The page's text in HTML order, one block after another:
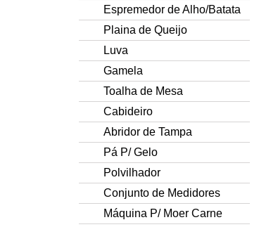
Espremedor de Alho/Batata
Plaina de Queijo
Luva
Gamela
Toalha de Mesa
Cabideiro
Abridor de Tampa
Pá P/ Gelo
Polvilhador
Conjunto de Medidores
Máquina P/ Moer Carne